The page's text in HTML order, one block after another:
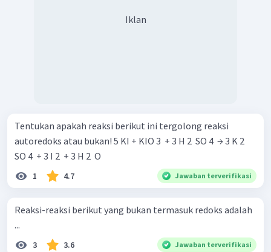
Iklan
Tentukan apakah reaksi berikut ini tergolong reaksi
autoredoks atau bukan! 5 KI + KIO 3 ​ + 3 H 2 ​ SO 4 ​ → 3 K 2 ​
SO 4 ​ + 3 I 2 ​ + 3 H 2 ​ O
1 4.7 Jawaban terverifikasi
Reaksi-reaksi berikut yang bukan termasuk redoks adalah
...
3 3.6 Jawaban terverifikasi